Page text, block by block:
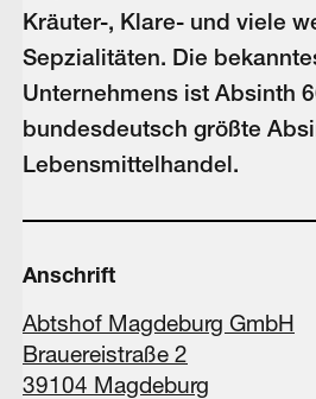
Kräuter-, Klare- und viele
Sepzialitäten. Die
Unternehmens ist Absinth
bundesdeutsch größte
Lebensmittelhandel.
Anschrift
Abtshof Magdeburg GmbH
Brauereistraße 2
39104 Magdeburg